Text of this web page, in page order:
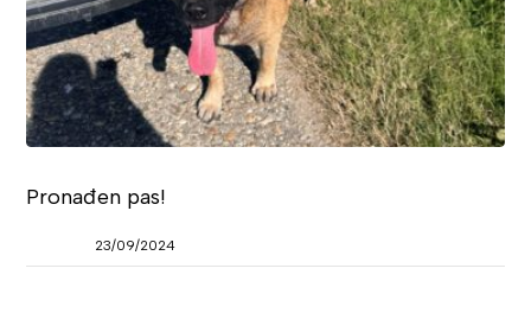
Pronađen pas!
23/09/2024